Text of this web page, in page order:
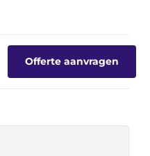
Offerte aanvragen